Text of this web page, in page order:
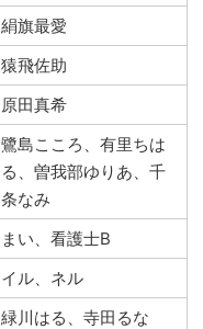
絹旗最愛
猿飛佐助
原田真希
鷺島こころ、有里ちは
る、曽我部ゆりあ、千
条なみ
まい、看護士B
イル、ネル
緑川はる、寺田るな